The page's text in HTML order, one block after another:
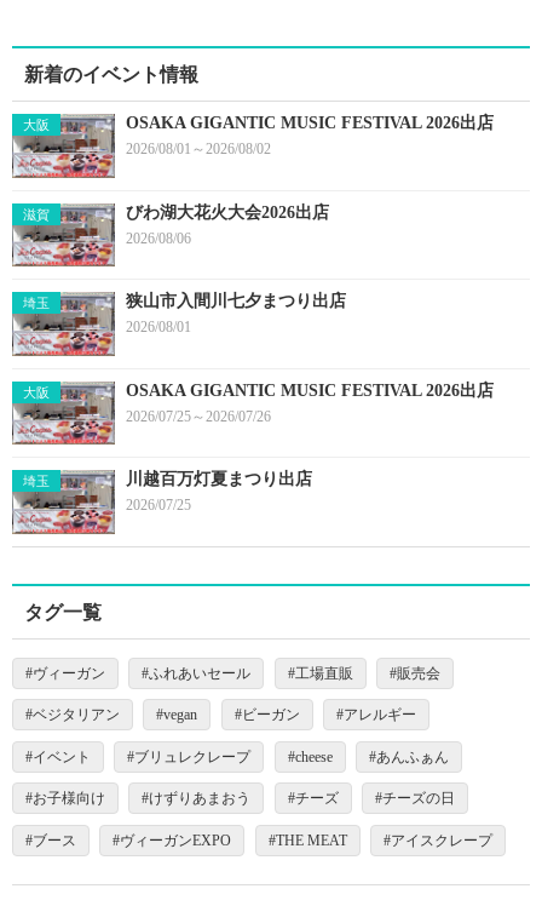
新着のイベント情報
大阪 OSAKA GIGANTIC MUSIC FESTIVAL 2026出店
2026/08/01～2026/08/02
滋賀 びわ湖大花火大会2026出店
2026/08/06
埼玉 狭山市入間川七夕まつり出店
2026/08/01
大阪 OSAKA GIGANTIC MUSIC FESTIVAL 2026出店
2026/07/25～2026/07/26
埼玉 川越百万灯夏まつり出店
2026/07/25
タグ一覧
ヴィーガン ふれあいセール 工場直販 販売会
ベジタリアン vegan ビーガン アレルギー
イベント ブリュレクレープ cheese あんふぁん
お子様向け けずりあまおう チーズ チーズの日
ブース ヴィーガンEXPO THE MEAT アイスクレープ